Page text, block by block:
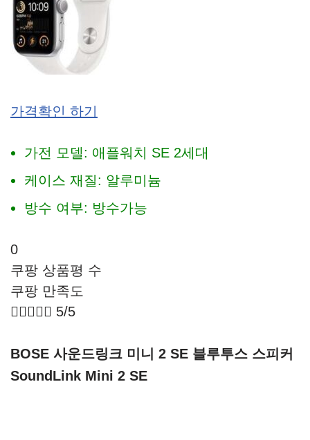
가격확인 하기
가전 모델: 애플워치 SE 2세대
케이스 재질: 알루미늄
방수 여부: 방수가능
0
쿠팡 상품평 수
쿠팡 만족도
 5/5
BOSE 사운드링크 미니 2 SE 블루투스 스피커
SoundLink Mini 2 SE